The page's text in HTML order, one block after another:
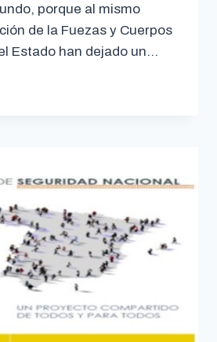
porque al mismo
de la Fuezas y Cuerpos
Estado han dejado un…